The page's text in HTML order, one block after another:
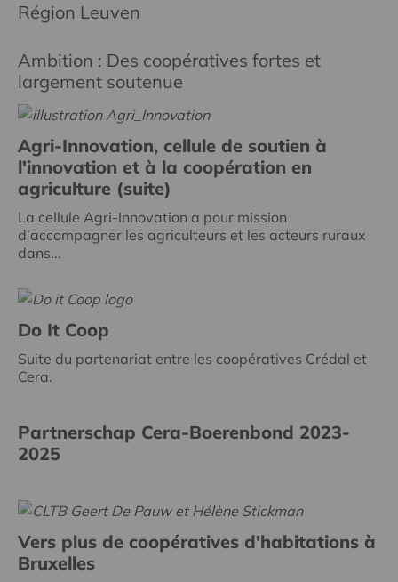
Région Leuven
Ambition : Des coopératives fortes et
largement soutenue
Agri-Innovation, cellule de soutien à
l'innovation et à la coopération en
agriculture (suite)
La cellule Agri-Innovation a pour mission
d’accompagner les agriculteurs et les acteurs ruraux
dans...
Do It Coop
Suite du partenariat entre les coopératives Crédal et
Cera.
Partnerschap Cera-Boerenbond 2023-
2025
Vers plus de coopératives d'habitations à
Bruxelles